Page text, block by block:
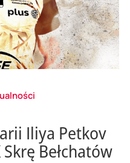
Iliya Petkov
Bełchatów